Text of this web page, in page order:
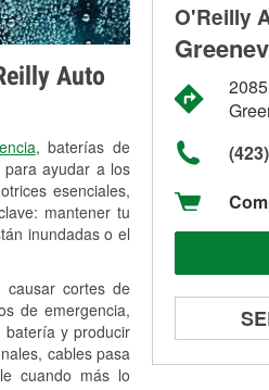
Auto
, baterías de
ayudar a los
esenciales,
mantener tu
inundadas o el
causar cortes de
de emergencia,
batería y producir
cables pasa
cuando más lo
O'Reilly